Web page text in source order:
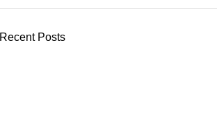
Recent Posts